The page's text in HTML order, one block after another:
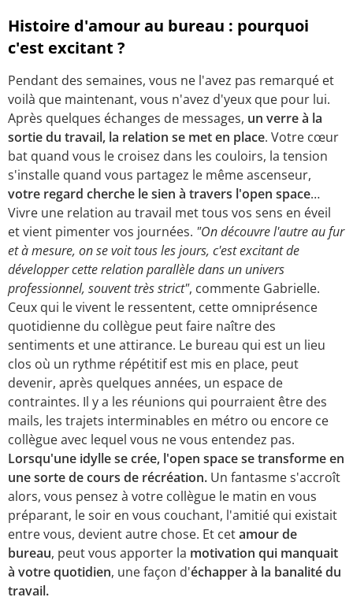
Histoire d'amour au bureau : pourquoi
c'est excitant ?
Pendant des semaines, vous ne l'avez pas remarqué et
voilà que maintenant, vous n'avez d'yeux que pour lui.
Après quelques échanges de messages, un verre à la
sortie du travail, la relation se met en place. Votre cœur
bat quand vous le croisez dans les couloirs, la tension
s'installe quand vous partagez le même ascenseur,
votre regard cherche le sien à travers l'open space…
Vivre une relation au travail met tous vos sens en éveil
et vient pimenter vos journées. "On découvre l'autre au fur
et à mesure, on se voit tous les jours, c'est excitant de
développer cette relation parallèle dans un univers
professionnel, souvent très strict", commente Gabrielle.
Ceux qui le vivent le ressentent, cette omniprésence
quotidienne du collègue peut faire naître des
sentiments et une attirance. Le bureau qui est un lieu
clos où un rythme répétitif est mis en place, peut
devenir, après quelques années, un espace de
contraintes. Il y a les réunions qui pourraient être des
mails, les trajets interminables en métro ou encore ce
collègue avec lequel vous ne vous entendez pas.
Lorsqu'une idylle se crée, l'open space se transforme en
une sorte de cours de récréation. Un fantasme s'accroît
alors, vous pensez à votre collègue le matin en vous
préparant, le soir en vous couchant, l'amitié qui existait
entre vous, devient autre chose. Et cetamour de
bureau, peut vous apporter la motivation qui manquait
à votre quotidien, une façon d'échapper à la banalité du
travail.